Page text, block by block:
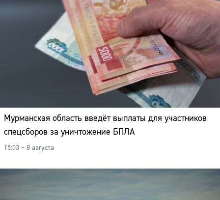
Мурманская область введёт выплаты для участников
спецсборов за уничтожение БПЛА
15:03 – 8 августа